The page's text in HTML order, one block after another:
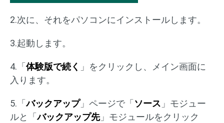
2.次に、それをパソコンにインストールします。
3.起動します。
4.「 体験版で続く 」をクリックし、メイン画面に
入ります。
5.「バックアップ」ページで「 ソース 」モジュー
ルと「バックアップ先」モジュールをクリック